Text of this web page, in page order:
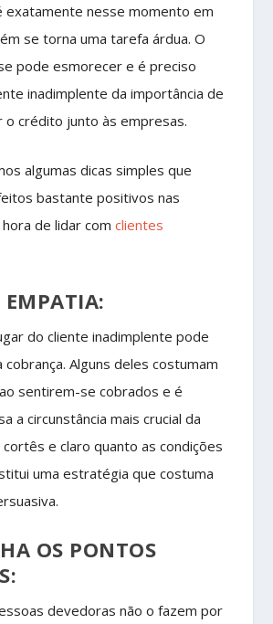
exatamente nesse momento em
se torna uma tarefa árdua. O
pode esmorecer e é preciso
inadimplente da importância de
crédito junto às empresas.
algumas dicas simples que
bastante positivos nas
hora de lidar comclientes
do cliente inadimplente pode
Alguns deles costumam
sentirem-se cobrados e é
a circunstância mais crucial da
cortês e claro quanto as condições
uma estratégia que costuma
OS PONTOS
devedoras não o fazem por